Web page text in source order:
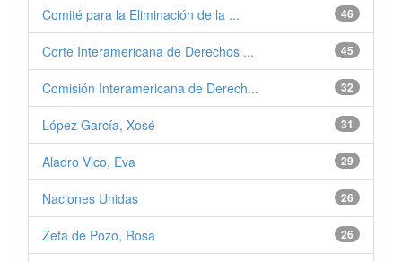
46
Comité para la Eliminación de la ...
45
Corte Interamericana de Derechos ...
32
Comisión Interamericana de Derech...
31
López García, Xosé
29
Aladro Vico, Eva
26
Naciones Unidas
26
Zeta de Pozo, Rosa